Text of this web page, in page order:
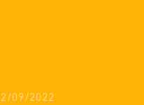
09/2022